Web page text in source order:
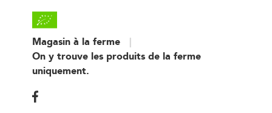
Magasin à la ferme
On y trouve les produits de la ferme
uniquement.